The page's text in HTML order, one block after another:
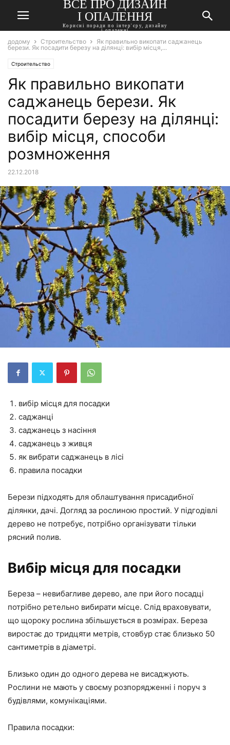
ВСЕ ПРО ДИЗАЙН
І ОПАЛЕННЯ
Корисні поради по інтер'єру, дизайну
і опаленні
додому Строительство
Як правильно викопати саджанець
берези. Як посадити березу на ділянці: вибір місця,...
Строительство
Як правильно викопати
саджанець берези. Як
посадити березу на ділянці:
вибір місця, способи
розмноження
22.12.2018
вибір місця для посадки
саджанці
саджанець з насіння
саджанець з живця
як вибрати саджанець в лісі
правила посадки
Берези підходять для облаштування присадибної
ділянки, дачі. Догляд за рослиною простий. У підгодівлі
дерево не потребує, потрібно організувати тільки
рясний полив.
Вибір місця для посадки
Береза – невибагливе дерево, але при його посадці
потрібно ретельно вибирати місце. Слід враховувати,
що щороку рослина збільшується в розмірах. Береза
виростає до тридцяти метрів, стовбур стає близько 50
сантиметрів в діаметрі.
Близько один до одного дерева не висаджують.
Рослини не мають у своєму розпорядженні і поруч з
будівлями, комунікаціями.
Правила посадки: